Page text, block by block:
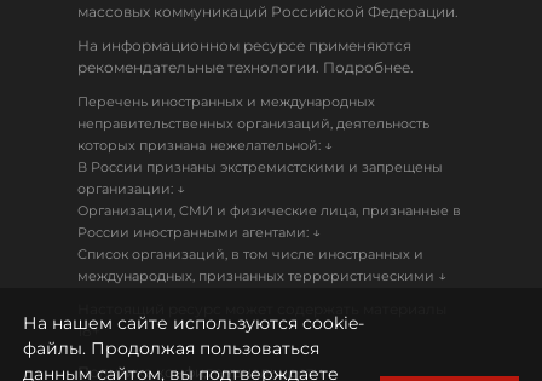
массовых коммуникаций Российской Федерации.
На информационном ресурсе применяются
рекомендательные технологии. Подробнее.
Перечень иностранных и международных
неправительственных организаций, деятельность
которых признана нежелательной: ↓
В России признаны экстремистскими и запрещены
организации: ↓
Организации, СМИ и физические лица, признанные в
России иностранными агентами: ↓
Список организаций, в том числе иностранных и
международных, признанных террористическими ↓
18+
Политика конфиденциальности
На нашем сайте используются cookie-
файлы. Продолжая пользоваться
данным сайтом, вы подтверждаете